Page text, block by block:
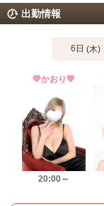
出勤情報
6日 (木)
💛かおり💛
20:00～